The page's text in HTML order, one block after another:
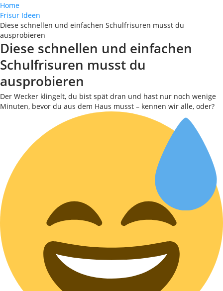
Home
Frisur Ideen
Diese schnellen und einfachen Schulfrisuren musst du
ausprobieren
Diese schnellen und einfachen
Schulfrisuren musst du
ausprobieren
Der Wecker klingelt, du bist spät dran und hast nur noch wenige
Minuten, bevor du aus dem Haus musst – kennen wir alle, oder?